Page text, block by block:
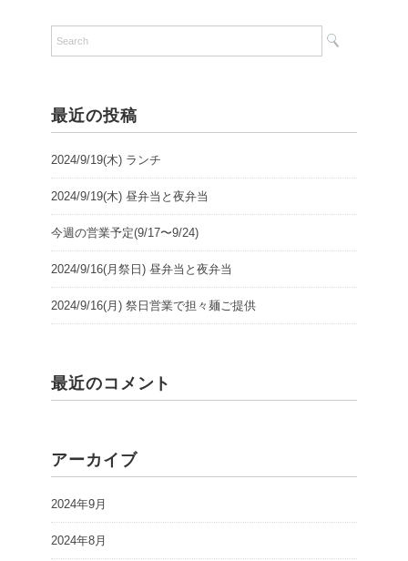
最近の投稿
2024/9/19(木) ランチ
2024/9/19(木) 昼弁当と夜弁当
今週の営業予定(9/17〜9/24)
2024/9/16(月祭日) 昼弁当と夜弁当
2024/9/16(月) 祭日営業で担々麺ご提供
最近のコメント
アーカイブ
2024年9月
2024年8月